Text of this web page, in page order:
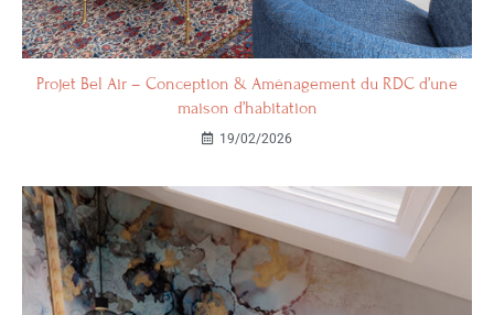
Projet Bel Air – Conception & Aménagement du RDC d’une
maison d’habitation
19/02/2026